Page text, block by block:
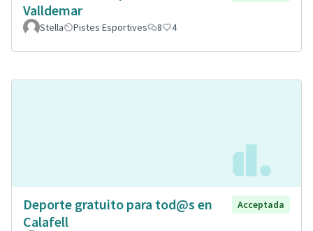
Valldemar
Stella Pistes Esportives 8 4
Deporte gratuito para tod@s en
Calafell
Acceptada